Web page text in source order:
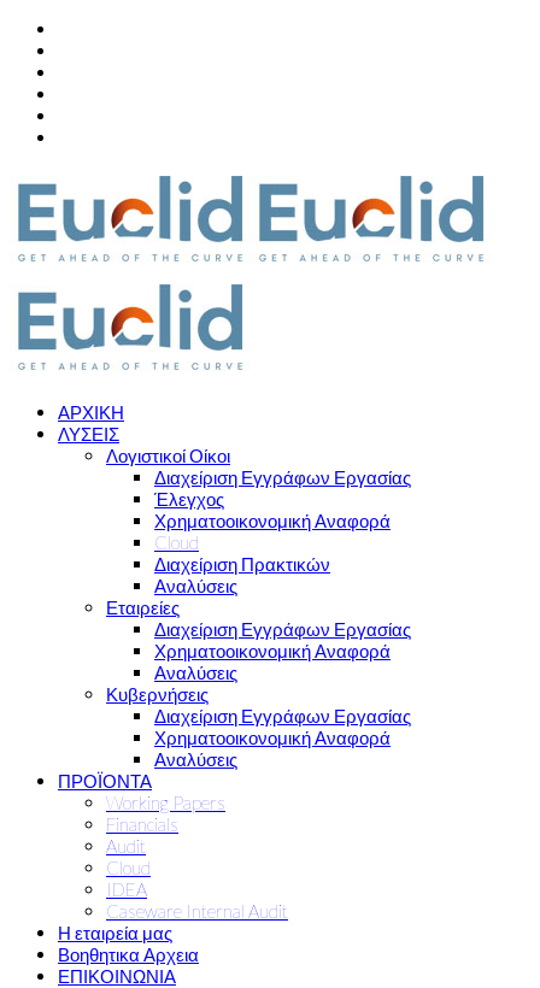
ΑΡΧΙΚΗ
ΛΥΣΕΙΣ
Λογιστικοί Οίκοι
Διαχείριση Εγγράφων Εργασίας
Έλεγχος
Χρηματοοικονομική Αναφορά
Cloud
Διαχείριση Πρακτικών
Αναλύσεις
Εταιρείες
Διαχείριση Εγγράφων Εργασίας
Χρηματοοικονομική Αναφορά
Αναλύσεις
Κυβερνήσεις
Διαχείριση Εγγράφων Εργασίας
Χρηματοοικονομική Αναφορά
Αναλύσεις
ΠΡΟΪΟΝΤΑ
Working Papers
Financials
Audit
Cloud
IDEA
Caseware Internal Audit
Η εταιρεία μας
Βοηθητικα Αρχεια
ΕΠΙΚΟΙΝΩΝΙΑ